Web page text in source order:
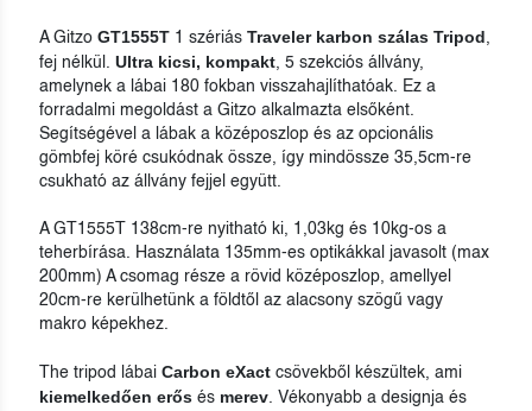
A Gitzo GT1555T 1 szériás Traveler karbon szálas Tripod,
fej nélkül. Ultra kicsi, kompakt, 5 szekciós állvány,
amelynek a lábai 180 fokban visszahajlíthatóak. Ez a
forradalmi megoldást a Gitzo alkalmazta elsőként.
Segítségével a lábak a középoszlop és az opcionális
gömbfej köré csukódnak össze, így mindössze 35,5cm-re
csukható az állvány fejjel együtt.
A GT1555T 138cm-re nyitható ki, 1,03kg és 10kg-os a
teherbírása. Használata 135mm-es optikákkal javasolt (max
200mm) A csomag része a rövid középoszlop, amellyel
20cm-re kerülhetünk a földtől az alacsony szögű vagy
makro képekhez.
The tripod lábai Carbon eXact csövekből készültek, ami
kiemelkedően erős és merev . Vékonyabb a designja és